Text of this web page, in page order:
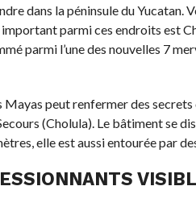
dans la péninsule du Yucatan.
parmi ces endroits est
parmi l’une des nouvelles 7
peut renfermer des
(Cholula). Le bâtiment se
elle est aussi entourée par